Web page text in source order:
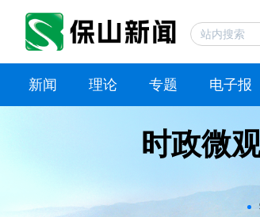
新闻 理论 专题 电子报
时政微